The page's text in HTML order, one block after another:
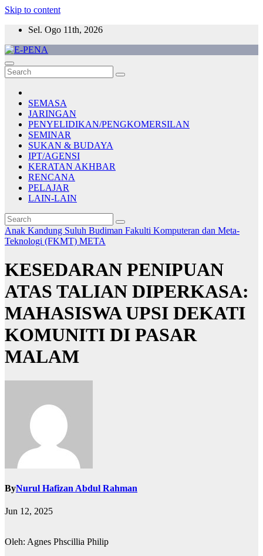
Skip to content
Sel. Ogo 11th, 2026
E-PENA
Berita Digital Terkini
SEMASA
JARINGAN
PENYELIDIKAN/PENGKOMERSILAN
SEMINAR
SUKAN & BUDAYA
IPT/AGENSI
KERATAN AKHBAR
RENCANA
PELAJAR
LAIN-LAIN
Anak Kandung Suluh Budiman Fakulti Komputeran dan Meta-
Teknologi (FKMT) META
KESEDARAN PENIPUAN
ATAS TALIAN DIPERKASA:
MAHASISWA UPSI DEKATI
KOMUNITI DI PASAR
MALAM
ByNurul Hafizan Abdul Rahman
Jun 12, 2025
Oleh: Agnes Phscillia Philip